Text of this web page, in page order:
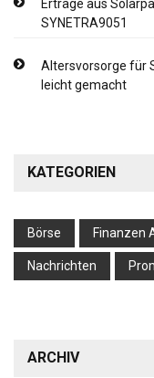
Erträge aus
SYNETRA9051
Altersvorsorge für
leicht gemacht
KATEGORIEN
Börse Finanzen
Nachrichten
ARCHIV